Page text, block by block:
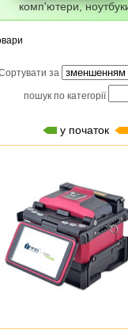
комп'ютери,
за
пошук по категорії
у початок